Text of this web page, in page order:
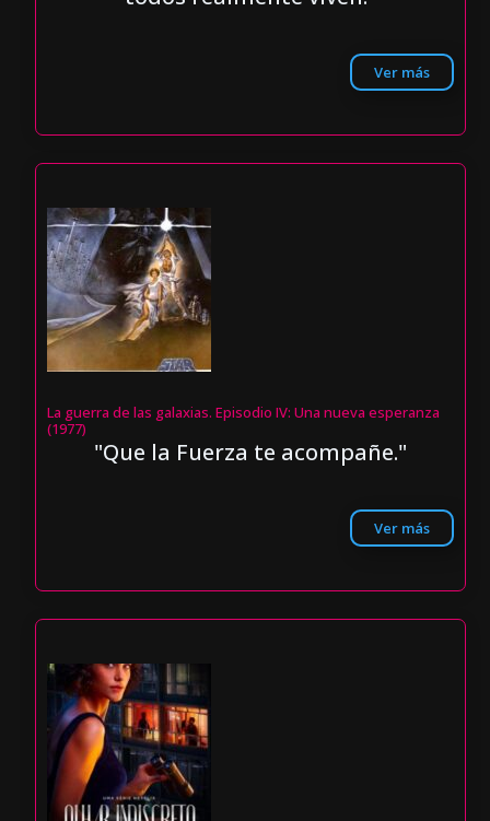
Ver más
La guerra de las galaxias. Episodio IV: Una nueva esperanza
(1977)
"Que la Fuerza te acompañe."
Ver más